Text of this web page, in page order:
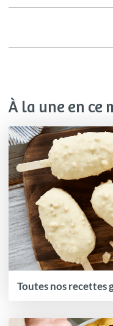
À la une en ce
Toutes nos recettes